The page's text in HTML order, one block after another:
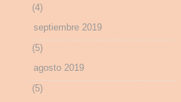
(4)
septiembre 2019
(5)
agosto 2019
(5)